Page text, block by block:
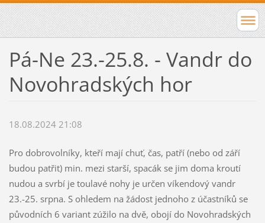
Pá-Ne 23.-25.8. - Vandr do
Novohradských hor
18.08.2024 21:08
Pro dobrovolníky, kteří mají chuť, čas, patří (nebo od září
budou patřit) min. mezi starší, spacák se jim doma kroutí
nudou a svrbí je toulavé nohy je určen víkendový vandr
23.-25. srpna. S ohledem na žádost jednoho z účastníků se
původních 6 variant zúžilo na dvě, obojí do Novohradských